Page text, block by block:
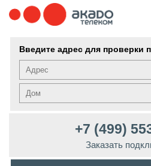
Введите адрес для проверки
+7 (499)
Заказать